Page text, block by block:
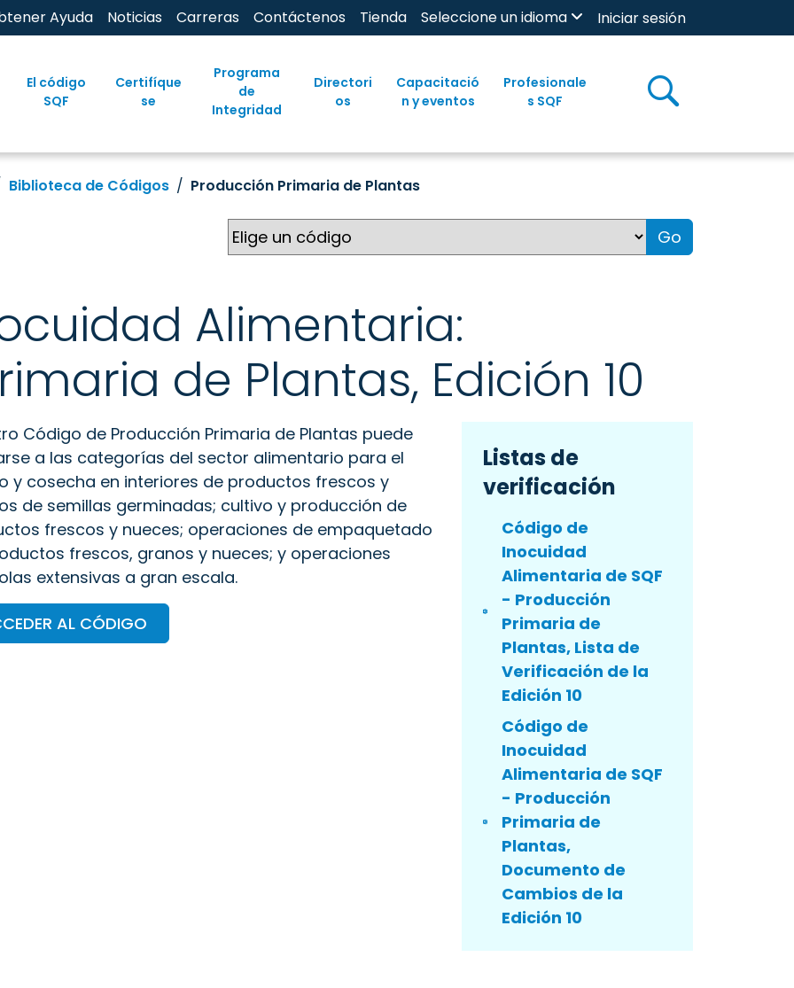
Ayuda Noticias Carreras Contáctenos Tienda Seleccione un idioma Iniciar sesión
El código
SQF
Certifíque
se
Programa
de
Integridad
Directori
os
Capacitació
n y eventos
Profesionale
s SQF
Biblioteca de Códigos Producción Primaria de Plantas
Go
Alimentaria:
de Plantas, Edición 10
Código de Producción Primaria de Plantas puede
a las categorías del sector alimentario para el
y cosecha en interiores de productos frescos y
de semillas germinadas; cultivo y producción de
frescos y nueces; operaciones de empaquetado
frescos, granos y nueces; y operaciones
extensivas a gran escala.
AL CÓDIGO
Listas de
verificación
Código de
Inocuidad
Alimentaria de SQF
- Producción
Primaria de
Plantas, Lista de
Verificación de la
Edición 10
Código de
Inocuidad
Alimentaria de SQF
- Producción
Primaria de
Plantas,
Documento de
Cambios de la
Edición 10